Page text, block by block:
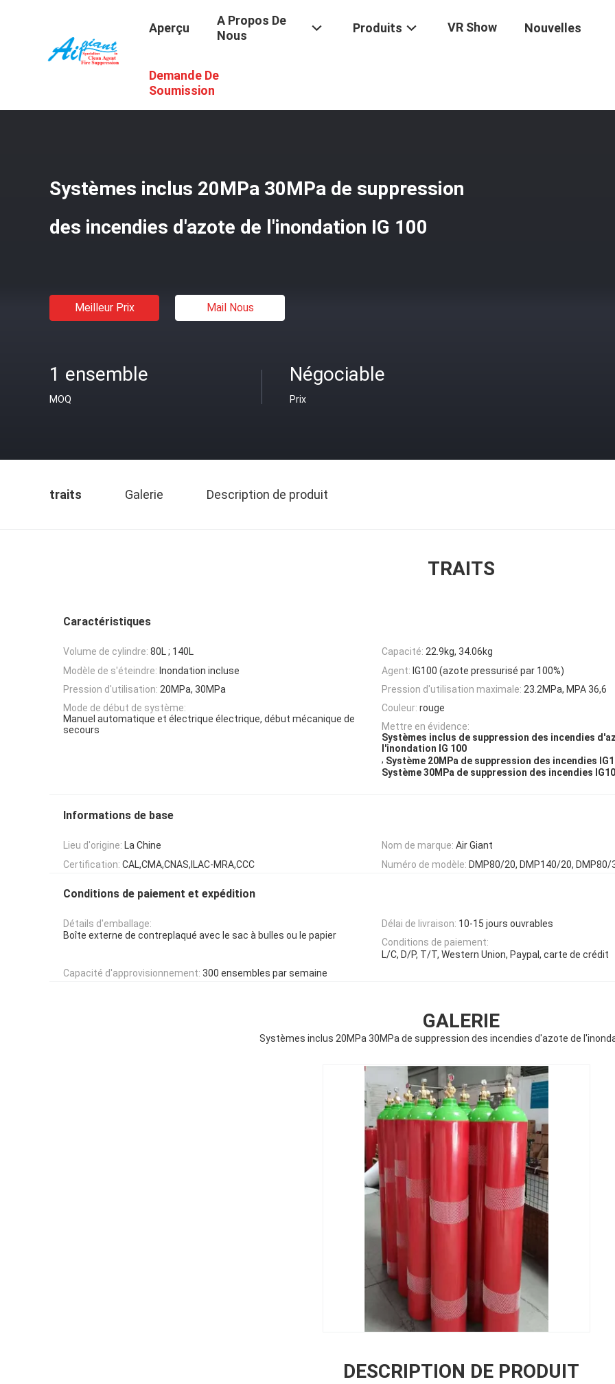
Aperçu
A Propos De
Nous
Produits VR Show Nouvelles
Demande De
Soumission
Cylindres De Gaz D'Argonite
Systèmes inclus 20MPa 30MPa de suppression
des incendies d'azote de l'inondation IG 100
Meilleur Prix Mail Nous
1 ensemble
MOQ
Négociable
Prix
traits Galerie Description de produit
TRAITS
Caractéristiques
Volume de cylindre: 80L ; 140L Capacité: 22.9kg, 34.06kg
Modèle de s'éteindre: Inondation incluse Agent: IG100 (azote pressurisé par 100%)
Pression d'utilisation: 20MPa, 30MPa Pression d'utilisation maximale: 23.2MPa, MPA 36,6
Mode de début de système:
Manuel automatique et électrique électrique, début mécanique de
secours
Couleur: rouge
Mettre en évidence:
Systèmes inclus de suppression des incendies
l'inondation IG 100
, Système 20MPa de suppression des incendies
Système 30MPa de suppression des incendies
Informations de base
Lieu d'origine: La Chine Nom de marque: Air Giant
Certification: CAL,CMA,CNAS,ILAC-MRA,CCC Numéro de modèle: DMP80/20, DMP140/20, DMP80/
Conditions de paiement et expédition
Détails d'emballage:
Boîte externe de contreplaqué avec le sac à bulles ou le papier
Délai de livraison: 10-15 jours ouvrables
Conditions de paiement:
L/C, D/P, T/T, Western Union, Paypal, carte de crédit
Capacité d'approvisionnement: 300 ensembles par semaine
GALERIE
Systèmes inclus 20MPa 30MPa de suppression des incendies d'azote de
DESCRIPTION DE PRODUIT